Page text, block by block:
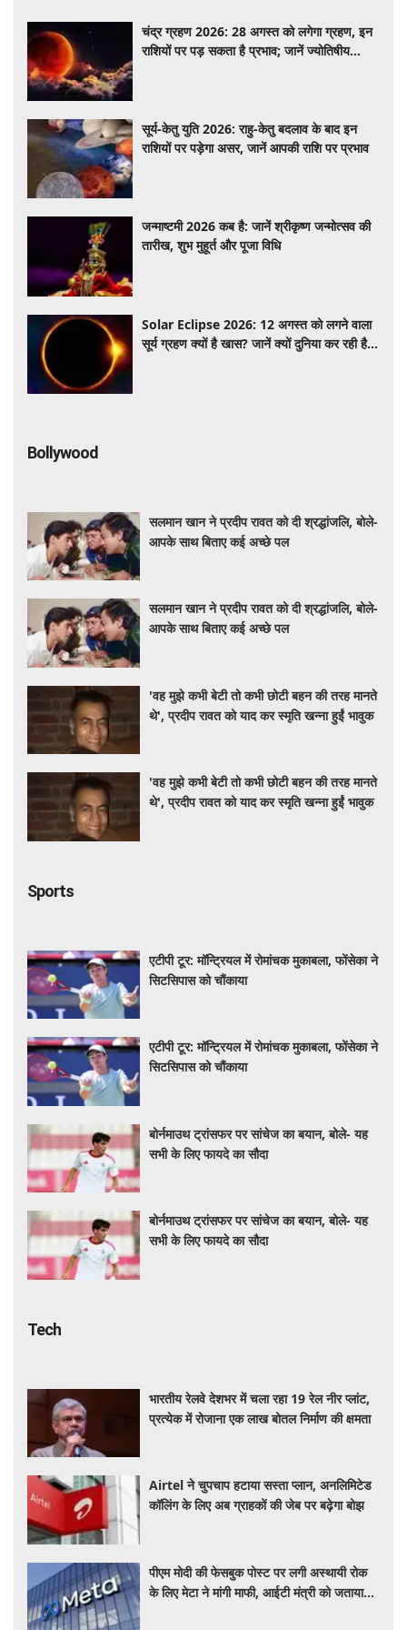
चंद्र ग्रहण 2026: 28 अगस्त को लगेगा ग्रहण, इन
राशियों पर पड़ सकता है प्रभाव; जानें ज्योतिषीय
सूर्य-केतु युति 2026: राहु-केतु बदलाव के बाद इन
राशियों पर पड़ेगा असर, जानें आपकी राशि पर प्रभाव
जन्माष्टमी 2026 कब है: जानें श्रीकृष्ण जन्मोत्सव की
तारीख, शुभ मुहूर्त और पूजा विधि
Solar Eclipse 2026: 12 अगस्त को लगने वाला
सूर्य ग्रहण क्यों है खास? जानें क्यों दुनिया कर रही है
Bollywood
सलमान खान ने प्रदीप रावत को दी श्रद्धांजलि, बोले-
आपके साथ बिताए कई अच्छे पल
सलमान खान ने प्रदीप रावत को दी श्रद्धांजलि, बोले-
आपके साथ बिताए कई अच्छे पल
'वह मुझे कभी बेटी तो कभी छोटी बहन की तरह मानते
थे', प्रदीप रावत को याद कर स्मृति खन्ना हुईं भावुक
'वह मुझे कभी बेटी तो कभी छोटी बहन की तरह मानते
थे', प्रदीप रावत को याद कर स्मृति खन्ना हुईं भावुक
Sports
एटीपी टूर: मॉन्ट्रियल में रोमांचक मुकाबला, फोंसेका ने
सिटसिपास को चौंकाया
एटीपी टूर: मॉन्ट्रियल में रोमांचक मुकाबला, फोंसेका ने
सिटसिपास को चौंकाया
बोर्नमाउथ ट्रांसफर पर सांचेज का बयान, बोले- यह
सभी के लिए फायदे का सौदा
बोर्नमाउथ ट्रांसफर पर सांचेज का बयान, बोले- यह
सभी के लिए फायदे का सौदा
Tech
भारतीय रेलवे देशभर में चला रहा 19 रेल नीर प्लांट,
प्रत्येक में रोजाना एक लाख बोतल निर्माण की क्षमता
Airtel ने चुपचाप हटाया सस्ता प्लान, अनलिमिटेड
कॉलिंग के लिए अब ग्राहकों की जेब पर बढ़ेगा बोझ
पीएम मोदी की फेसबुक पोस्ट पर लगी अस्थायी रोक
के लिए मेटा ने मांगी माफी, आईटी मंत्री को जताया